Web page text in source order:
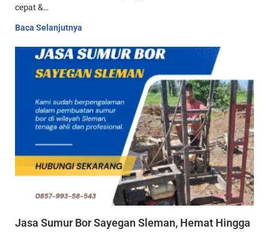
cepat &…
Baca Selanjutnya
Jasa Sumur Bor Sayegan Sleman, Hemat Hingga